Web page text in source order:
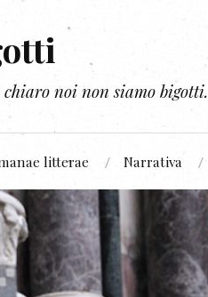
chiaro noi non siamo bigotti.
litterae Narrativa